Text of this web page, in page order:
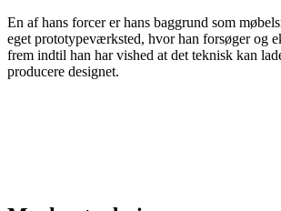
En af hans forcer er hans baggrund som
eget prototypeværksted, hvor han forsøger og
frem indtil han har vished at det teknisk kan
producere designet.